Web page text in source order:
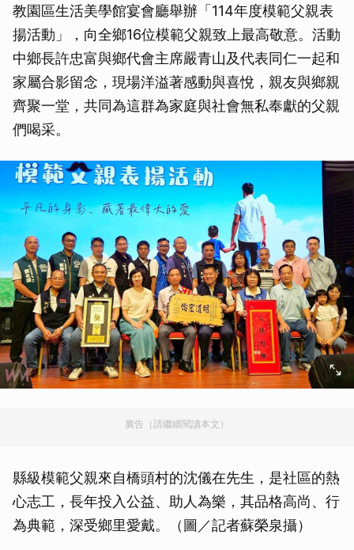
教園區生活美學館宴會廳舉辦「114年度模範父親表
揚活動」，向全鄉16位模範父親致上最高敬意。活動
中鄉長許忠富與鄉代會主席嚴青山及代表同仁一起和
家屬合影留念，現場洋溢著感動與喜悅，親友與鄉親
齊聚一堂，共同為這群為家庭與社會無私奉獻的父親
們喝采。
廣告（請繼續閱讀本文）
縣級模範父親來自橋頭村的沈儀在先生，是社區的熱
心志工，長年投入公益、助人為樂，其品格高尚、行
為典範，深受鄉里愛戴。（圖／記者蘇榮泉攝）